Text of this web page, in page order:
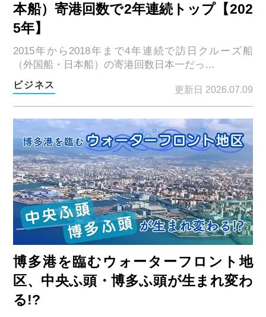
本船）寄港回数で2年連続トップ【202
5年】
2015年から2018年まで4年連続で訪日クルーズ船
（外国船・日本船）の寄港回数日本一だっ…
ビジネス 更新日 2026.07.09
博多港を臨むウォーターフロント地
区、中央ふ頭・博多ふ頭が生まれ変わ
る!?